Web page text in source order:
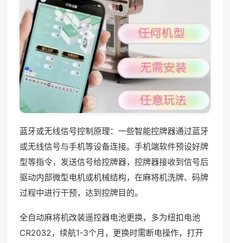
蓝牙或无线信号控制原理：一些智能控牌器通过蓝牙
或无线信号与手机等设备连接。手机端软件预设好牌
型等指令，发送信号给控牌器，控牌器接收到信号后
驱动内部微型电机或机械结构，在麻将机洗牌、码牌
过程中进行干预，达到控牌目的。
全自动麻将机改装遥控器电池更换，多为纽扣电池
CR2032，续航1-3个月，更换时需断电操作，打开